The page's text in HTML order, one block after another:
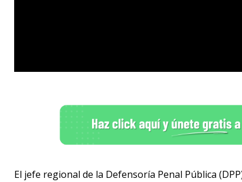
El jefe regional de la Defensoría Penal Pública